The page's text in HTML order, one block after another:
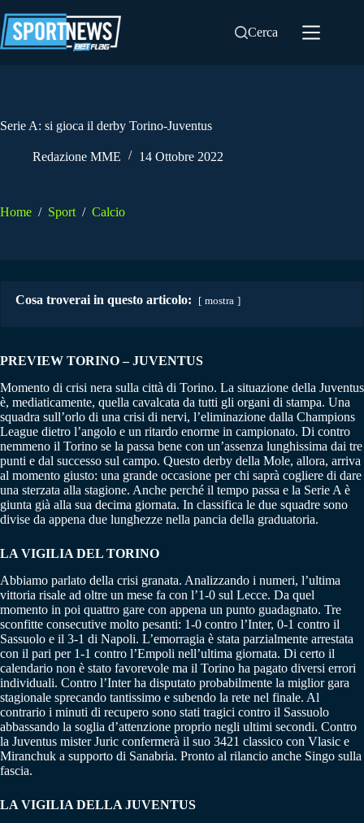
al
contenuto
Cerca
Serie A: si gioca il derby Torino-Juventus
Redazione MME 14 Ottobre 2022
Home / Sport / Calcio
Cosa troverai in questo articolo: mostra
PREVIEW TORINO – JUVENTUS
Momento di crisi nera sulla città di Torino. La situazione della Juventus
è, mediaticamente, quella cavalcata da tutti gli organi di stampa. Una
squadra sull’orlo di una crisi di nervi, l’eliminazione dalla Champions
League dietro l’angolo e un ritardo enorme in campionato. Di contro
nemmeno il Torino se la passa bene con un’assenza lunghissima dai tre
punti e dal successo sul campo. Questo derby della Mole, allora, arriva
al momento giusto: una grande occasione per chi saprà cogliere di dare
una sterzata alla stagione. Anche perché il tempo passa e la Serie A è
giunta già alla sua decima giornata. In classifica le due squadre sono
divise da appena due lunghezze nella pancia della graduatoria.
LA VIGILIA DEL TORINO
Abbiamo parlato della crisi granata. Analizzando i numeri, l’ultima
vittoria risale ad oltre un mese fa con l’1-0 sul Lecce. Da quel
momento in poi quattro gare con appena un punto guadagnato. Tre
sconfitte consecutive molto pesanti: 1-0 contro l’Inter, 0-1 contro il
Sassuolo e il 3-1 di Napoli. L’emorragia è stata parzialmente arrestata
con il pari per 1-1 contro l’Empoli nell’ultima giornata. Di certo il
calendario non è stato favorevole ma il Torino ha pagato diversi errori
individuali. Contro l’Inter ha disputato probabilmente la miglior gara
stagionale sprecando tantissimo e subendo la rete nel finale. Al
contrario i minuti di recupero sono stati tragici contro il Sassuolo
abbassando la soglia d’attenzione proprio negli ultimi secondi. Contro
la Juventus mister Juric confermerà il suo 3421 classico con Vlasic e
Miranchuk a supporto di Sanabria. Pronto al rilancio anche Singo sulla
fascia.
LA VIGILIA DELLA JUVENTUS